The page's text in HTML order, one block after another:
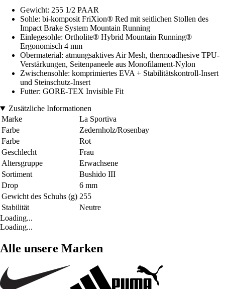
Gewicht: 255 1/2 PAAR
Sohle: bi-komposit FriXion® Red mit seitlichen Stollen des
Impact Brake System Mountain Running
Einlegesohle: Ortholite® Hybrid Mountain Running®
Ergonomisch 4 mm
Obermaterial: atmungsaktives Air Mesh, thermoadhesive TPU-
Verstärkungen, Seitenpaneele aus Monofilament-Nylon
Zwischensohle: komprimiertes EVA + Stabilitätskontroll-Insert
und Steinschutz-Insert
Futter: GORE-TEX Invisible Fit
Zusätzliche Informationen
Marke
La Sportiva
Farbe
Zedernholz/Rosenbay
Farbe
Rot
Geschlecht
Frau
Altersgruppe
Erwachsene
Sortiment
Bushido III
Drop
6 mm
Gewicht des Schuhs (g) 255
Stabilität
Neutre
Loading...
Loading...
Alle unsere Marken